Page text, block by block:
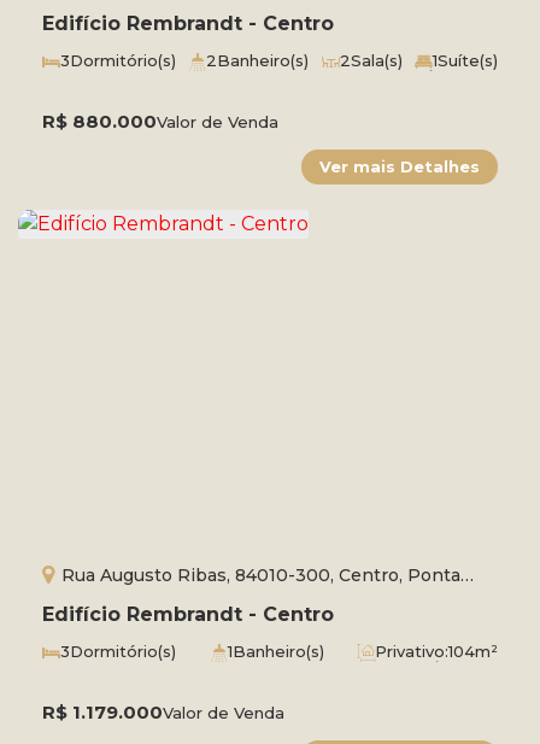
Edifício Rembrandt - Centro
R$ 880.000Valor de Venda
Grossa, Paraná, Brasil
3Dormitório(s) 2Banheiro(s) 2Sala(s) 1Suíte(s)
Edifício Rembrandt - Centro
R$ 1.179.000Valor de Venda
Rua Augusto Ribas, 84010-300, Centro, Ponta
Grossa, Paraná, Brasil
3Dormitório(s) 1Banheiro(s) Privativo:104m²